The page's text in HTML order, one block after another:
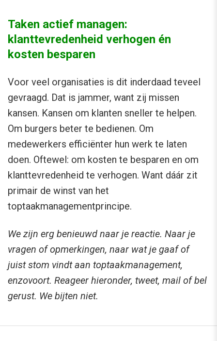
Taken actief managen:
klanttevredenheid verhogen én
kosten besparen
Voor veel organisaties is dit inderdaad teveel
gevraagd. Dat is jammer, want zij missen
kansen. Kansen om klanten sneller te helpen.
Om burgers beter te bedienen. Om
medewerkers efficiënter hun werk te laten
doen. Oftewel: om kosten te besparen en om
klanttevredenheid te verhogen. Want dáár zit
primair de winst van het
toptaakmanagementprincipe.
We zijn erg benieuwd naar je reactie. Naar je
vragen of opmerkingen, naar wat je gaaf of
juist stom vindt aan toptaakmanagement,
enzovoort. Reageer hieronder, tweet, mail of bel
gerust. We bijten niet.